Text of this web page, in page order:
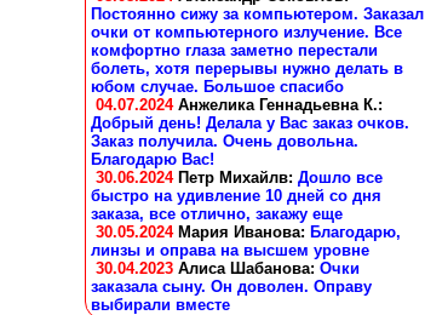
Постоянно сижу за компьютером. Заказал
очки от компьютерного излучение. Все
комфортно глаза заметно перестали
болеть, хотя перерывы нужно делать в
юбом случае. Большое спасибо
04.07.2024 Анжелика Геннадьевна К.:
Добрый день! Делала у Вас заказ очков.
Заказ получила. Очень довольна.
Благодарю Вас!
30.06.2024 Петр Михайлв: Дошло все
быстро на удивление 10 дней со дня
заказа, все отлично, закажу еще
30.05.2024 Мария Иванова: Благодарю,
линзы и оправа на высшем уровне
30.04.2023 Алиса Шабанова: Очки
заказала сыну. Он доволен. Оправу
выбирали вместе